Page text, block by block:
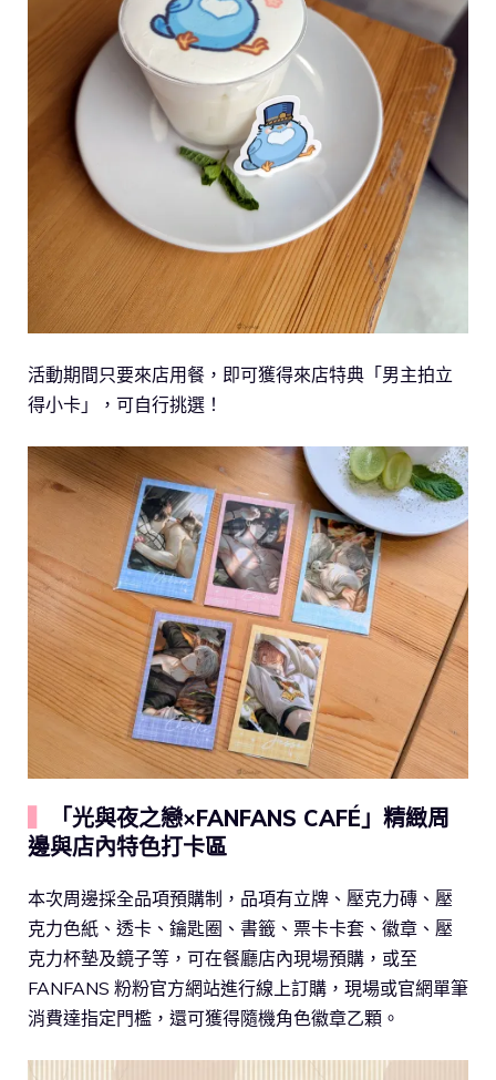
活動期間只要來店用餐，即可獲得來店特典「男主拍立
得小卡」，可自行挑選！
「光與夜之戀×FANFANS CAFÉ」精緻周
邊與店內特色打卡區
本次周邊採全品項預購制，品項有立牌、壓克力磚、壓
克力色紙、透卡、鑰匙圈、書籤、票卡卡套、徽章、壓
克力杯墊及鏡子等，可在餐廳店內現場預購，或至
FANFANS 粉粉官方網站進行線上訂購，現場或官網單筆
消費達指定門檻，還可獲得隨機角色徽章乙顆。